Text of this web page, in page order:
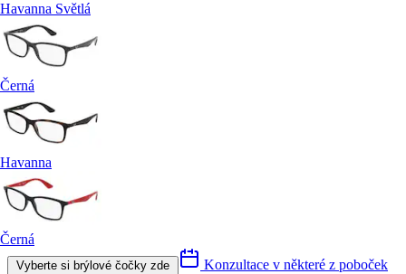
Havanna Světlá
Černá
Havanna
Černá
Konzultace v některé z poboček